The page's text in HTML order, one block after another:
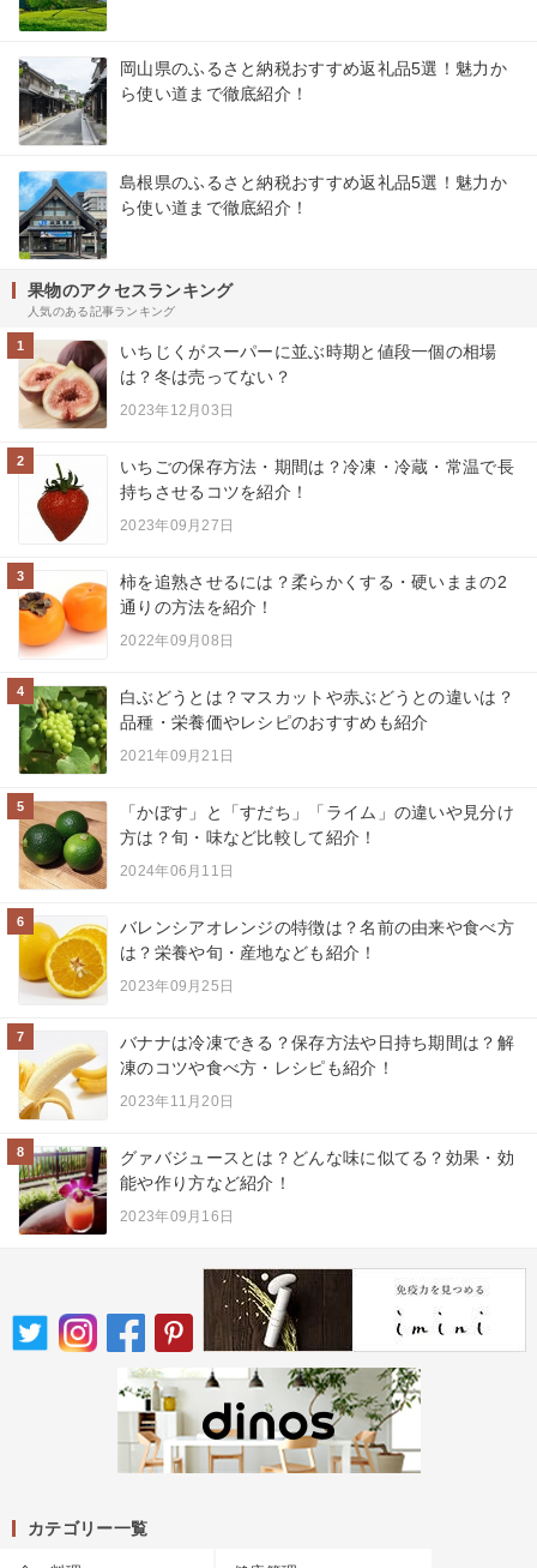
岡山県のふるさと納税おすすめ返礼品5選！魅力か
ら使い道まで徹底紹介！
島根県のふるさと納税おすすめ返礼品5選！魅力か
ら使い道まで徹底紹介！
果物のアクセスランキング
人気のある記事ランキング
1
いちじくがスーパーに並ぶ時期と値段一個の相場
は？冬は売ってない？
2023年12月03日
2
いちごの保存方法・期間は？冷凍・冷蔵・常温で長
持ちさせるコツを紹介！
2023年09月27日
3
柿を追熟させるには？柔らかくする・硬いままの2
通りの方法を紹介！
2022年09月08日
4
白ぶどうとは？マスカットや赤ぶどうとの違いは？
品種・栄養価やレシピのおすすめも紹介
2021年09月21日
5
「かぼす」と「すだち」「ライム」の違いや見分け
方は？旬・味など比較して紹介！
2024年06月11日
6
バレンシアオレンジの特徴は？名前の由来や食べ方
は？栄養や旬・産地なども紹介！
2023年09月25日
7
バナナは冷凍できる？保存方法や日持ち期間は？解
凍のコツや食べ方・レシピも紹介！
2023年11月20日
8
グァバジュースとは？どんな味に似てる？効果・効
能や作り方など紹介！
2023年09月16日
カテゴリー一覧